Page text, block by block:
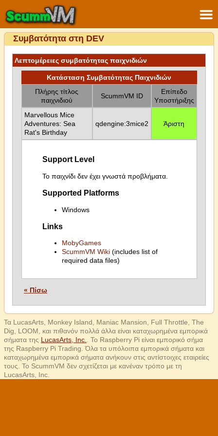
Συμβατότητα στη DEV
Λεπτομέρειες συμβατότητας παιχνιδιών
Κατάσταση Συμβατότητας Παιχνιδιών
Πλήρης τίτλος
παιχνιδιού
ScummVM ID
Επίπεδο
Υποστήριξης
Marvellous Mice
Adventures: Sea
Rat's Birthday
qdengine:3mice2 Άριστη
Support Level
Το παιχνίδι δεν έχει γνωστά προβλήματα.
Supported Platforms
Windows
Links
MobyGames
ScummVM Wiki(includes list of
required data files)
« Πίσω
Τα LucasArts, Monkey Island, Maniac Mansion, Full Throttle, The
Dig, LOOM, και πιθανόν πολλά άλλα είναι καταχωρημένα εμπορικά
σήματα της LucasArts, Inc.
. Το Raspberry Pi είναι εμπορικό σήμα
της Raspberry Pi Trading. Όλα τα υπόλοιπα εμπορικά σήματα και
καταχωρημένα εμπορικά σήματα ανήκουν στις αντίστοιχες εταιρείες
τους. Το ScummVM δεν σχετίζεται με κανέναν τρόπο με τη
LucasArts, Inc.